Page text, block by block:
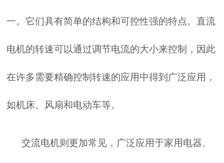
一。它们具有简单的结构和可控性强的特点。直流
电机的转速可以通过调节电流的大小来控制，因此
在许多需要精确控制转速的应用中得到广泛应用，
如机床、风扇和电动车等。
交流电机则更加常见，广泛应用于家用电器、